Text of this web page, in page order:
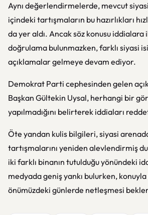
Aynı değerlendirmelerde, mevcut
içindeki tartışmaların bu hazırlıkları
da yer aldı. Ancak söz konusu
doğrulama bulunmazken, farklı siyasi
açıklamalar gelmeye devam ediyor.
Demokrat Parti cephesinden gelen
Başkan Gültekin Uysal, herhangi bir
yapılmadığını belirterek iddiaları
Öte yandan kulis bilgileri, siyasi
tartışmalarını yeniden alevlendirmiş
iki farklı binanın tutulduğu yönündeki
medyada geniş yankı bulurken,
önümüzdeki günlerde netleşmesi